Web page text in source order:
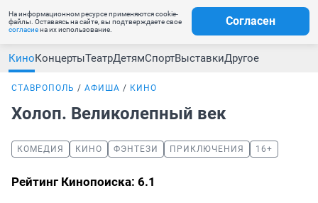
На информационном ресурсе применяются cookie-
файлы. Оставаясь на сайте, вы подтверждаете свое
согласиена их использование.
Согласен
КиноКонцертыТеатрДетямСпортВыставкиДругое
СТАВРОПОЛЬ АФИША КИНО
Холоп. Великолепный век
КОМЕДИЯ КИНО ФЭНТЕЗИ ПРИКЛЮЧЕНИЯ 16+
Рейтинг Кинопоиска: 6.1